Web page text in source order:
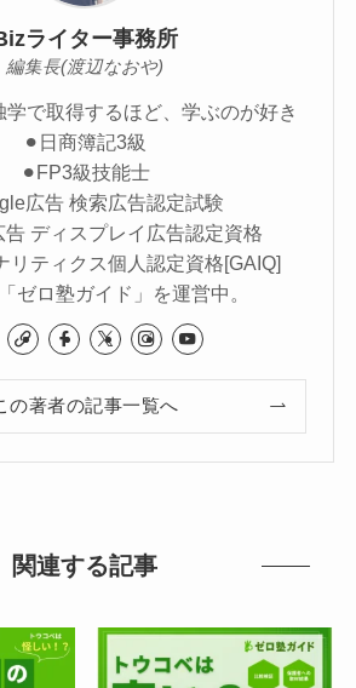
ライター事務所
編集長(渡辺なおや)
で取得するほど、学ぶのが好き
⚫︎日商簿記3級
⚫︎FP3級技能士
広告 検索広告認定試験
告 ディスプレイ広告認定資格
リティクス個人認定資格[GAIQ]
ゼロ塾ガイド」を運営中。
の著者の記事一覧へ
関連する記事